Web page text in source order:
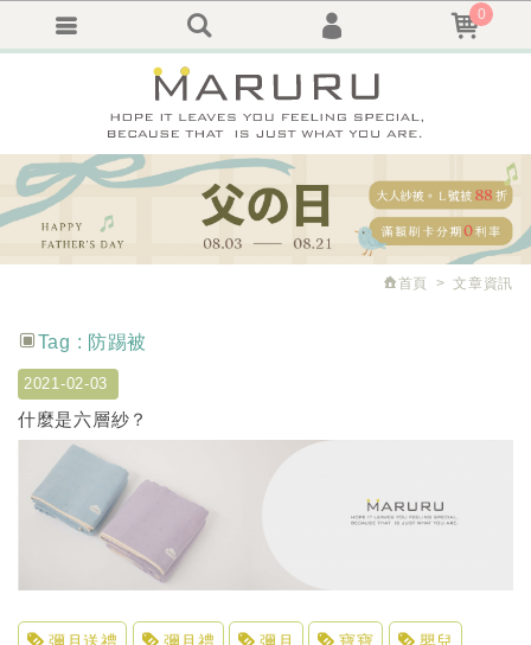
首頁 文章資訊
Tag : 防踢被
2021-02-03
什麼是六層紗？
0
會員登入
會員註冊
忘記密碼
訂單查詢
追蹤清單
繁體中文